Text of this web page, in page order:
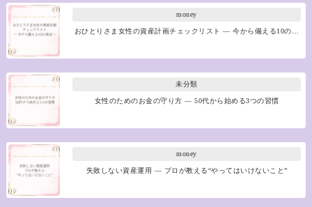
money
おひとりさま女性の資産計画チェックリスト ― 今から備える10の…
未分類
女性のためのお金の守り方 ― 50代から始める3つの習慣
money
失敗しない資産運用 ― プロが教える“やってはいけないこと”